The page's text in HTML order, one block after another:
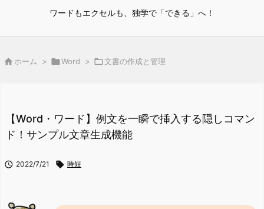
ワードもエクセルも、独学で「できる」へ！
検索
 ホーム > Word > 文書の作成と管理
【Word・ワード】例文を一瞬で挿入する隠しコマン
ド！サンプル文章生成機能
 2022/7/21  時短